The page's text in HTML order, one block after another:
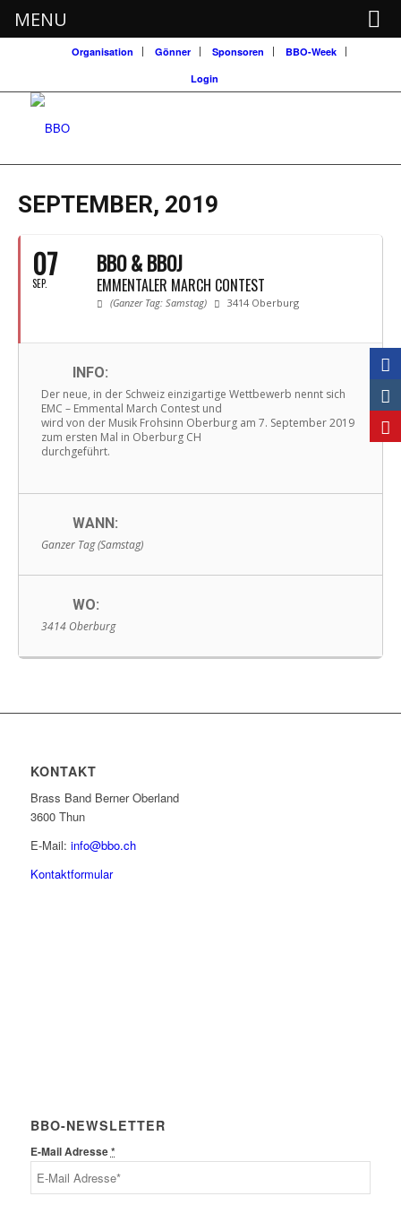
Organisation Gönner Sponsoren
BBO-Week
Login
SEPTEMBER, 2019
07
SEP.
BBO & BBOJ
EMMENTALER MARCH CONTEST
(Ganzer Tag: Samstag) 3414 Oberburg
INFO:
Der neue, in der Schweiz einzigartige Wettbewerb nennt sich
EMC – Emmental March Contest und
wird von der Musik Frohsinn Oberburg am 7. September 2019
zum ersten Mal in Oberburg CH
durchgeführt.
WANN:
Ganzer Tag (Samstag)
WO:
3414 Oberburg
KONTAKT
Brass Band Berner Oberland
3600 Thun
E-Mail: info@bbo.ch
Kontaktformular
BBO-NEWSLETTER
E-Mail Adresse*
MENU